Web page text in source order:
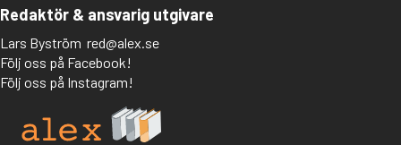
Redaktör & ansvarig utgivare
Lars Byström red@alex.se
Följ oss på Facebook!
Följ oss på Instagram!